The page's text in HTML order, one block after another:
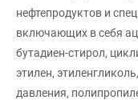
нефтепродуктов и
включающих в себя
бутадиен-стирол,
этилен,
давления,